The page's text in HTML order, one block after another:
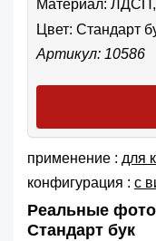
Материал:
Цвет: Стандарт
Артикул: 10586
применение : для
конфигурация : с
Реальные
Стандарт бук